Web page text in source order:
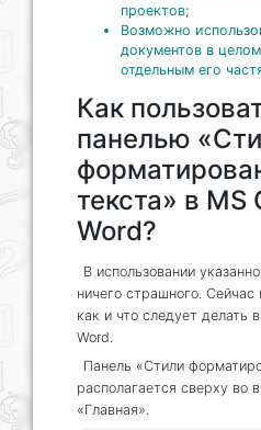
проектов;
Возможно
документов в
отдельным его
Как
панелью
текста» в MS
Word?
В использовании
ничего страшного.
как и что следует делать
Word.
Панель «Стили
располагается сверху во
«Главная».